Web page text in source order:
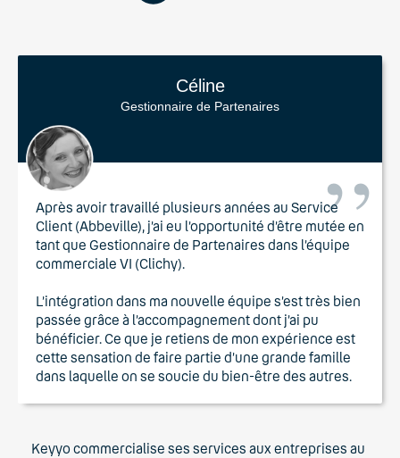
Céline
Gestionnaire de Partenaires
Après avoir travaillé plusieurs années au Service
Client (Abbeville), j’ai eu l’opportunité d’être mutée en
tant que Gestionnaire de Partenaires dans l’équipe
commerciale VI (Clichy).
L’intégration dans ma nouvelle équipe s’est très bien
passée grâce à l’accompagnement dont j’ai pu
bénéficier. Ce que je retiens de mon expérience est
cette sensation de faire partie d’une grande famille
dans laquelle on se soucie du bien-être des autres.
Keyyo commercialise ses services aux entreprises au